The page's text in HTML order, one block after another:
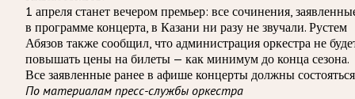
1 апреля станет вечером премьер: все сочинения,
в программе концерта, в Казани ни разу не звучали. Рустем
Абязов также сообщил, что администрация оркестра не
повышать цены на билеты — как минимум до конца сезона.
Все заявленные ранее в афише концерты должны
По материалам пресс-службы оркестра